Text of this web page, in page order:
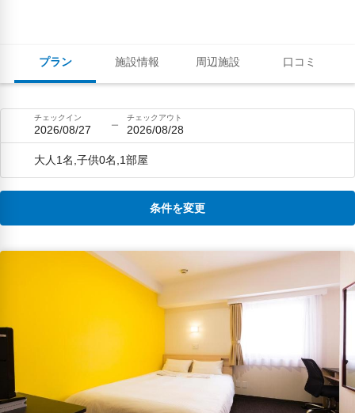
プラン 施設情報 周辺施設 口コミ
チェックイン
2026/08/27
チェックアウト
2026/08/28
大人1名,子供0名,1部屋
条件を変更